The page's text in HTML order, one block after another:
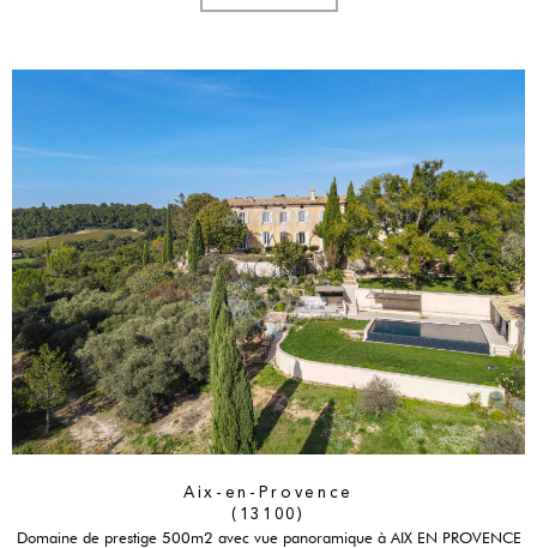
Aix-en-Provence
(13100)
Domaine de prestige 500m2 avec vue panoramique à AIX EN PROVENCE